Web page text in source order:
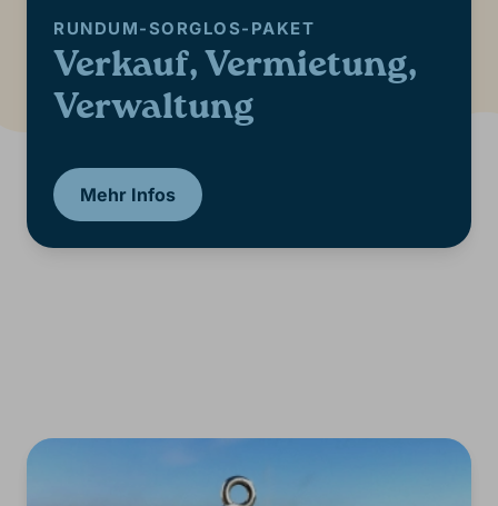
RUNDUM-SORGLOS-PAKET
Verkauf, Vermietung,
Verwaltung
Mehr Infos